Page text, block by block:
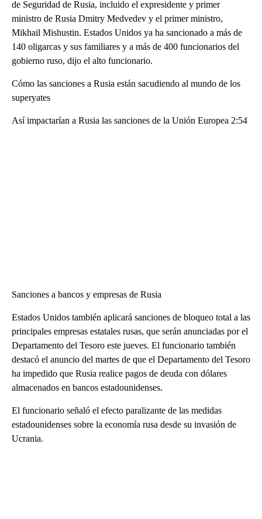
de Seguridad de Rusia, incluido el expresidente y primer
ministro de Rusia Dmitry Medvedev y el primer ministro,
Mikhail Mishustin. Estados Unidos ya ha sancionado a más de
140 oligarcas y sus familiares y a más de 400 funcionarios del
gobierno ruso, dijo el alto funcionario.
Cómo las sanciones a Rusia están sacudiendo al mundo de los
superyates
Así impactarían a Rusia las sanciones de la Unión Europea 2:54
Sanciones a bancos y empresas de Rusia
Estados Unidos también aplicará sanciones de bloqueo total a las
principales empresas estatales rusas, que serán anunciadas por el
Departamento del Tesoro este jueves. El funcionario también
destacó el anuncio del martes de que el Departamento del Tesoro
ha impedido que Rusia realice pagos de deuda con dólares
almacenados en bancos estadounidenses.
El funcionario señaló el efecto paralizante de las medidas
estadounidenses sobre la economía rusa desde su invasión de
Ucrania.